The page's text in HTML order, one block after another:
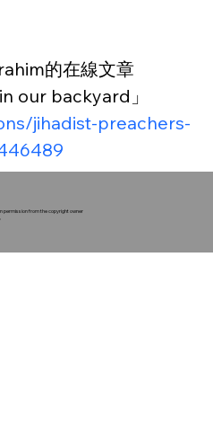
的在線文章
our backyard」
jihadist-preachers-
permission from the copyright owner